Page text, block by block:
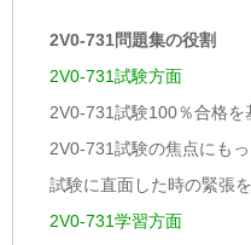
2V0-731問題集の役割
2V0-731試験方面
2V0-731試験100％合格
2V0-731試験の焦点にもっ
試験に直面した時の緊張
2V0-731学習方面